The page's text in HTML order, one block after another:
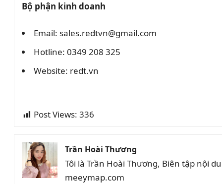
Bộ phận kinh doanh
Email: sales.redtvn@gmail.com
Hotline: 0349 208 325
Website: redt.vn
Post Views: 336
Trần Hoài Thương
Tôi là Trần Hoài Thương, Biên tập nội
meeymap.com